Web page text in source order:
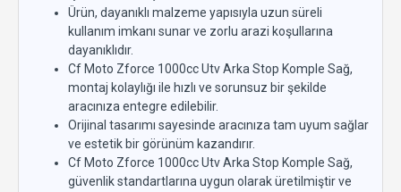
Ürün, dayanıklı malzeme yapısıyla uzun süreli
kullanım imkanı sunar ve zorlu arazi koşullarına
dayanıklıdır.
Cf Moto Zforce 1000cc Utv Arka Stop Komple Sağ,
montaj kolaylığı ile hızlı ve sorunsuz bir şekilde
aracınıza entegre edilebilir.
Orijinal tasarımı sayesinde aracınıza tam uyum sağlar
ve estetik bir görünüm kazandırır.
Cf Moto Zforce 1000cc Utv Arka Stop Komple Sağ,
güvenlik standartlarına uygun olarak üretilmiştir ve